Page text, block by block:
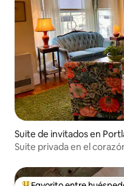
Suite de invitados en
Suite privada en el